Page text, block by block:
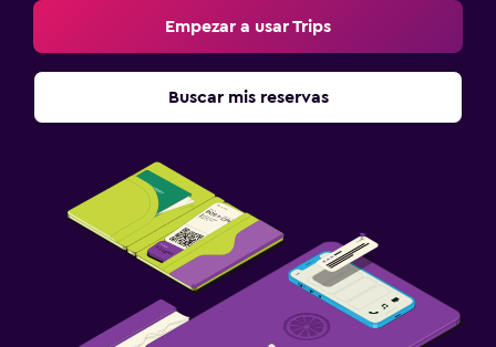
Empezar a usar Trips
Buscar mis reservas